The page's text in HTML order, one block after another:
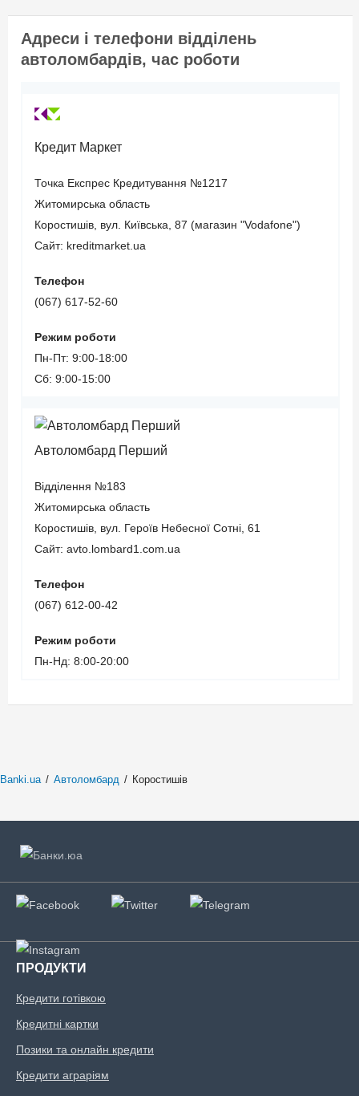
страхування цивільно-
правової відповідальності
(термін дії повинен
Адреси і телефони відділень
автоломбардів, час роботи
Кредит Маркет
Точка Експрес Кредитування №1217
Житомирська область
Коростишів, вул. Київська, 87 (магазин "Vodafone")
Сайт: kreditmarket.ua
Телефон
(067) 617-52-60
Режим роботи
Пн-Пт: 9:00-18:00
Сб: 9:00-15:00
Автоломбард Перший
Відділення №183
Житомирська область
Коростишів, вул. Героїв Небесної Сотні, 61
Сайт: avto.lombard1.com.ua
Телефон
(067) 612-00-42
Режим роботи
Пн-Нд: 8:00-20:00
Banki.ua / Автоломбард / Коростишів
ПРОДУКТИ
Кредити готівкою
Кредитні картки
Позики та онлайн кредити
Кредити аграріям